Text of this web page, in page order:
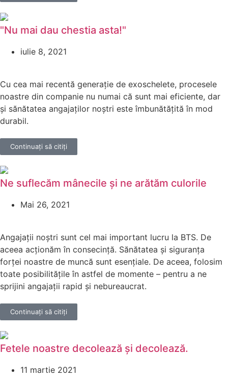
"Nu mai dau chestia asta!"
iulie 8, 2021
Cu cea mai recentă generație de exoschelete, procesele
noastre din companie nu numai că sunt mai eficiente, dar
și sănătatea angajaților noștri este îmbunătățită în mod
durabil.
Continuați să citiți
Ne suflecăm mânecile și ne arătăm culorile
Mai 26, 2021
Angajații noștri sunt cel mai important lucru la BTS. De
aceea acționăm în consecință. Sănătatea și siguranța
forței noastre de muncă sunt esențiale. De aceea, folosim
toate posibilitățile în astfel de momente – pentru a ne
sprijini angajații rapid și nebureaucrat.
Continuați să citiți
Fetele noastre decolează și decolează.
11 martie 2021